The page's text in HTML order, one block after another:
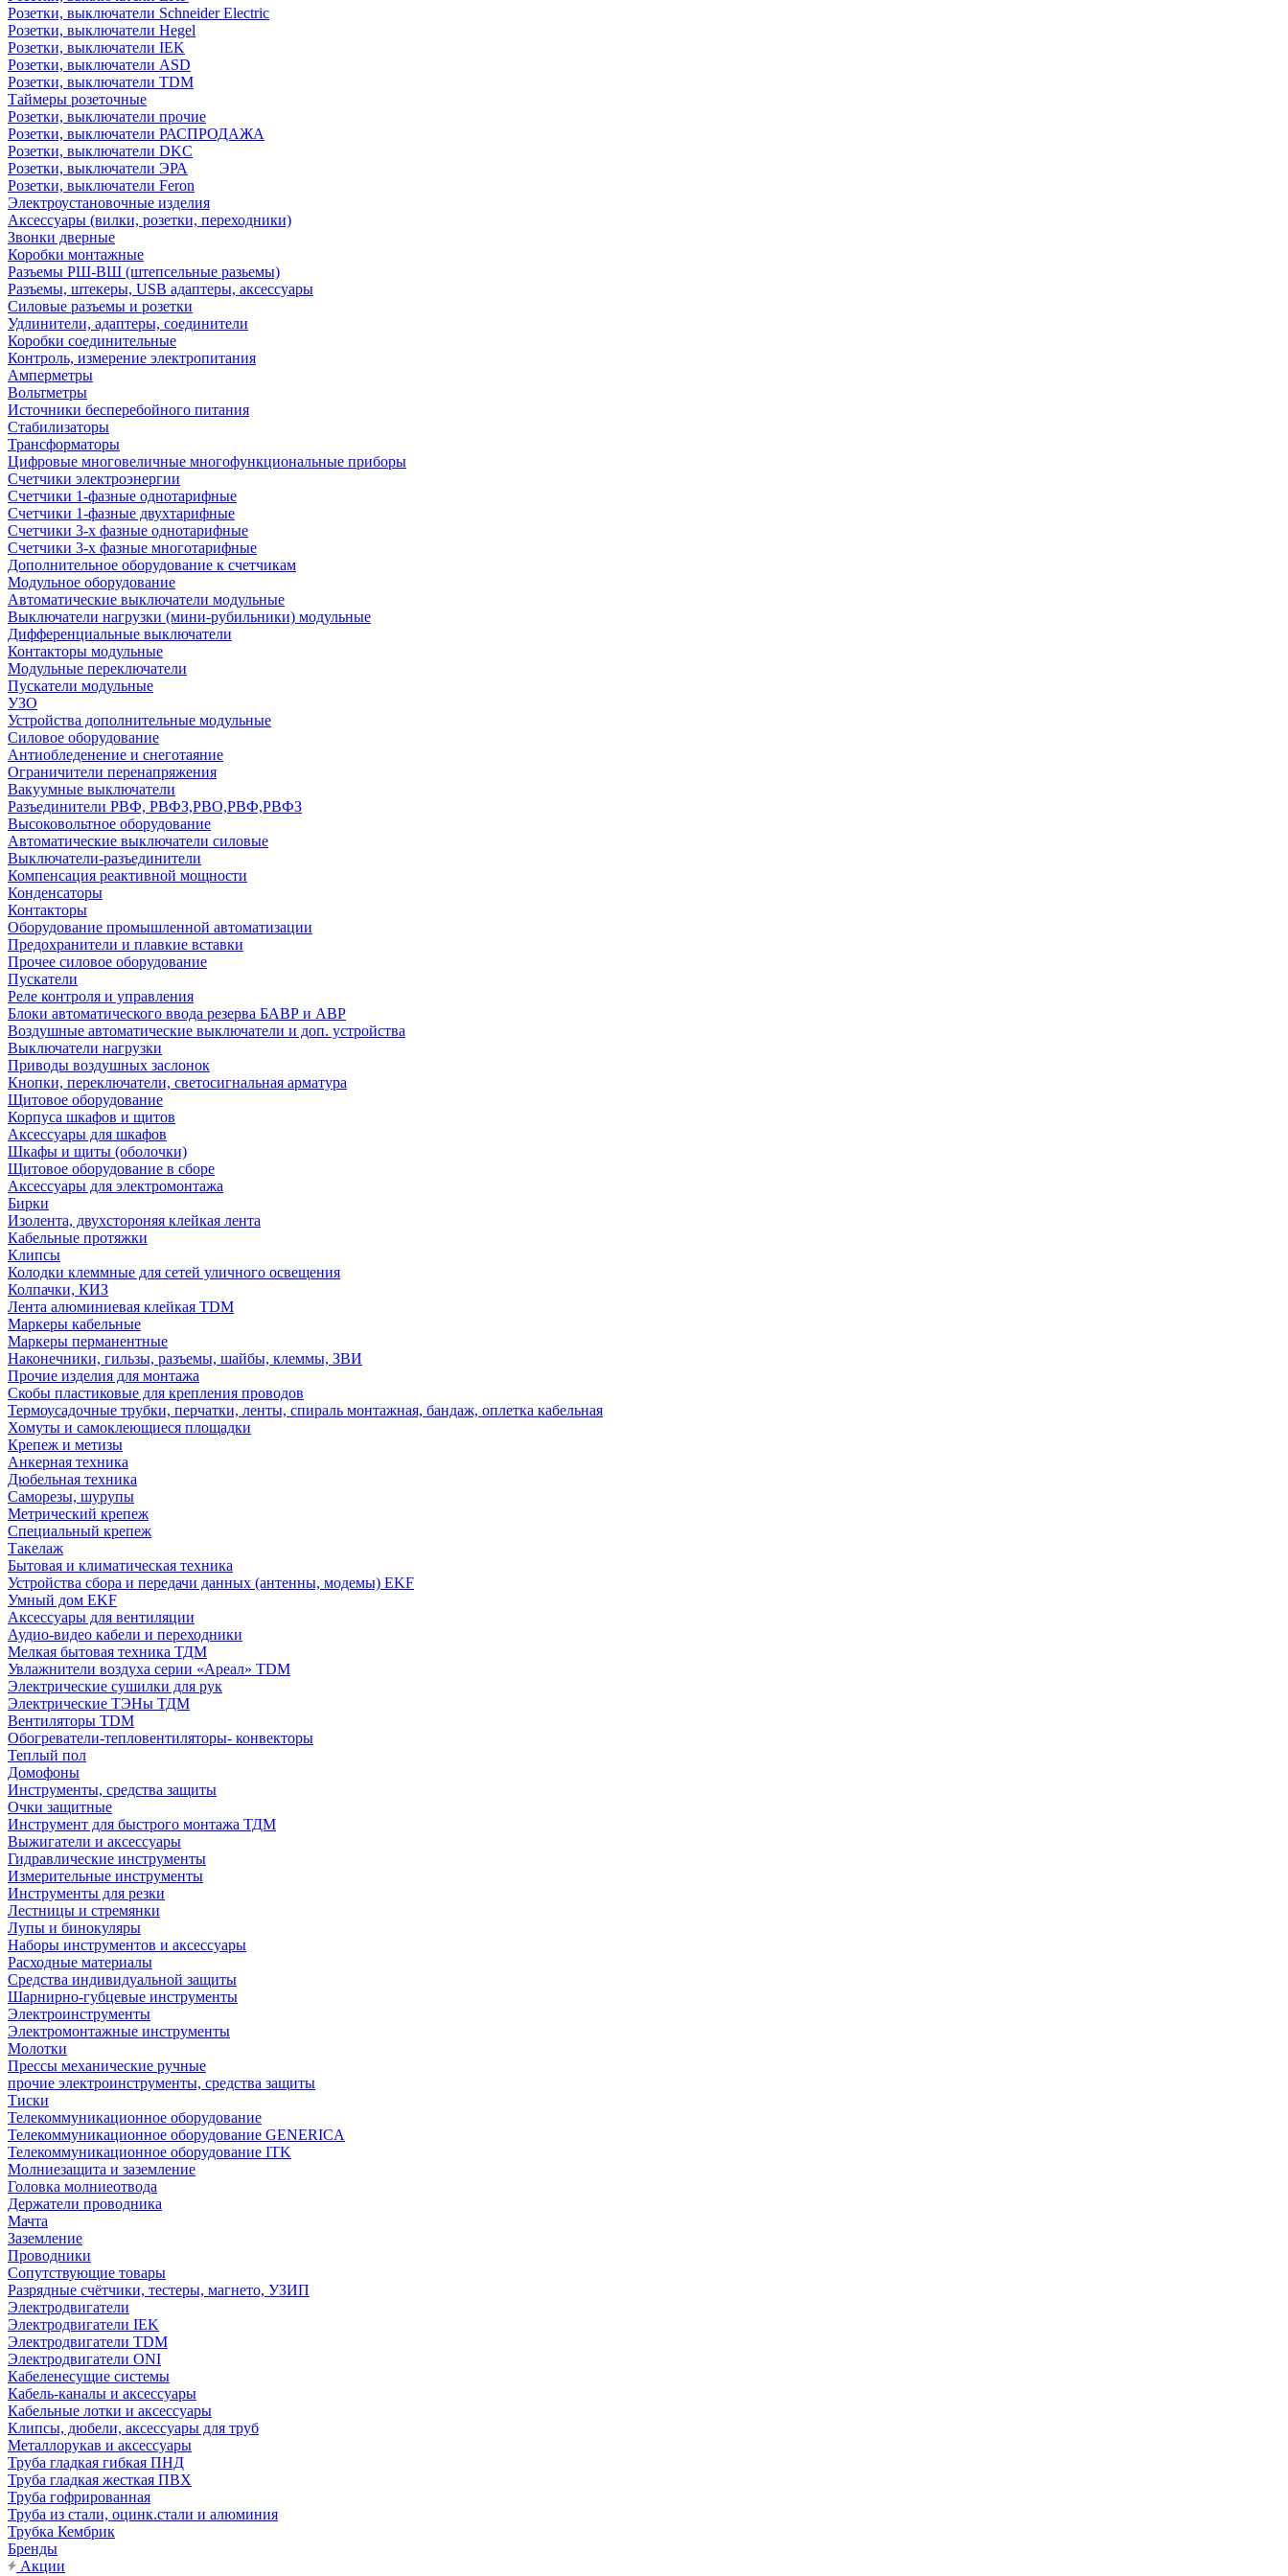
Розетки, выключатели Schneider Electric
Розетки, выключатели Hegel
Розетки, выключатели IEK
Розетки, выключатели ASD
Розетки, выключатели TDM
Таймеры розеточные
Розетки, выключатели прочие
Розетки, выключатели РАСПРОДАЖА
Розетки, выключатели DKC
Розетки, выключатели ЭРА
Розетки, выключатели Feron
Электроустановочные изделия
Аксессуары (вилки, розетки, переходники)
Звонки дверные
Коробки монтажные
Разъемы РШ-ВШ (штепсельные разьемы)
Разъемы, штекеры, USB адаптеры, аксессуары
Силовые разъемы и розетки
Удлинители, адаптеры, соединители
Коробки соединительные
Контроль, измерение электропитания
Амперметры
Вольтметры
Источники бесперебойного питания
Стабилизаторы
Трансформаторы
Цифровые многовеличные многофункциональные приборы
Счетчики электроэнергии
Счетчики 1-фазные однотарифные
Счетчики 1-фазные двухтарифные
Счетчики 3-х фазные однотарифные
Счетчики 3-х фазные многотарифные
Дополнительное оборудование к счетчикам
Модульное оборудование
Автоматические выключатели модульные
Выключатели нагрузки (мини-рубильники) модульные
Дифференциальные выключатели
Контакторы модульные
Модульные переключатели
Пускатели модульные
УЗО
Устройства дополнительные модульные
Силовое оборудование
Антиобледенение и снеготаяние
Ограничители перенапряжения
Вакуумные выключатели
Разъединители РВФ, РВФЗ,РВО,РВФ,РВФЗ
Высоковольтное оборудование
Автоматические выключатели cиловые
Выключатели-разъединители
Компенсация реактивной мощности
Конденсаторы
Контакторы
Оборудование промышленной автоматизации
Предохранители и плавкие вставки
Прочее силовое оборудование
Пускатели
Реле контроля и управления
Блоки автоматического ввода резерва БАВР и АВР
Воздушные автоматические выключатели и доп. устройства
Выключатели нагрузки
Приводы воздушных заслонок
Кнопки, переключатели, светосигнальная арматура
Щитовое оборудование
Корпуса шкафов и щитов
Аксессуары для шкафов
Шкафы и щиты (оболочки)
Щитовое оборудование в сборе
Аксессуары для электромонтажа
Бирки
Изолента, двухстороняя клейкая лента
Кабельные протяжки
Клипсы
Колодки клеммные для сетей уличного освещения
Колпачки, КИЗ
Лента алюминиевая клейкая TDM
Маркеры кабельные
Маркеры перманентные
Наконечники, гильзы, разъемы, шайбы, клеммы, ЗВИ
Прочие изделия для монтажа
Скобы пластиковые для крепления проводов
Термоусадочные трубки, перчатки, ленты, спираль монтажная, бандаж, оплетка кабельная
Хомуты и самоклеющиеся площадки
Крепеж и метизы
Анкерная техника
Дюбельная техника
Саморезы, шурупы
Метрический крепеж
Специальный крепеж
Такелаж
Бытовая и климатическая техника
Устройства сбора и передачи данных (антенны, модемы) EKF
Умный дом EKF
Аксессуары для вентиляции
Аудио-видео кабели и переходники
Мелкая бытовая техника ТДМ
Увлажнители воздуха серии «Ареал» TDM
Электрические сушилки для рук
Электрические ТЭНы ТДМ
Вентиляторы TDM
Обогреватели-тепловентиляторы- конвекторы
Теплый пол
Домофоны
Инструменты, средства защиты
Очки защитные
Инструмент для быстрого монтажа ТДМ
Выжигатели и аксессуары
Гидравлические инструменты
Измерительные инструменты
Инструменты для резки
Лестницы и стремянки
Лупы и бинокуляры
Наборы инструментов и аксессуары
Расходные материалы
Средства индивидуальной защиты
Шарнирно-губцевые инструменты
Электроинструменты
Электромонтажные инструменты
Молотки
Прессы механические ручные
прочие электроинструменты, средства защиты
Тиски
Телекоммуникационное оборудование
Телекоммуникационное оборудование GENERICA
Телекоммуникационное оборудование ITK
Молниезащита и заземление
Головка молниеотвода
Держатели проводника
Мачта
Заземление
Проводники
Сопутствующие товары
Разрядные счётчики, тестеры, магнето, УЗИП
Электродвигатели
Электродвигатели IEK
Электродвигатели TDM
Электродвигатели ONI
Кабеленесущие системы
Кабель-каналы и аксессуары
Кабельные лотки и аксессуары
Клипсы, дюбели, аксессуары для труб
Металлорукав и аксессуары
Труба гладкая гибкая ПНД
Труба гладкая жесткая ПВХ
Труба гофрированная
Труба из стали, оцинк.стали и алюминия
Трубка Кембрик
Бренды
Акции